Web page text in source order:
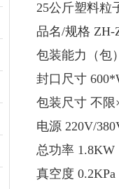
25公斤塑料粒
品名/规格 ZH-
包装能力（包
封口尺寸
包装尺寸 不限
电源 220V/
总功率 1.8KW
真空度 0.2KPa